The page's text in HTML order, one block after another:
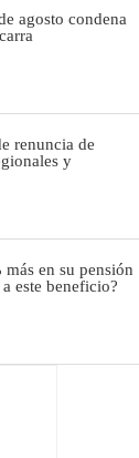
agosto condena
renuncia de
y
en su pensión
este beneficio?